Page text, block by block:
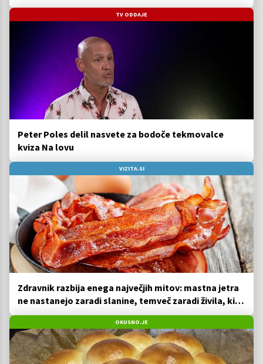
TV ODDAJE
Peter Poles delil nasvete za bodoče tekmovalce
kviza Na lovu
VIZITA.SI
Zdravnik razbija enega največjih mitov: mastna jetra
ne nastanejo zaradi slanine, temveč zaradi živila, ki
ga imamo vsi radi
OKUSNO.JE